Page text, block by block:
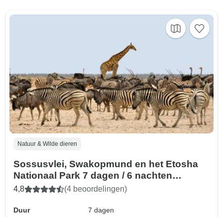
Natuur & Wilde dieren
Sossusvlei, Swakopmund en het Etosha
Nationaal Park 7 dagen / 6 nachten
(kamperen)
4,8 (4 beoordelingen)
Duur
7 dagen